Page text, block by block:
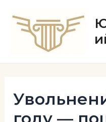
содержимому